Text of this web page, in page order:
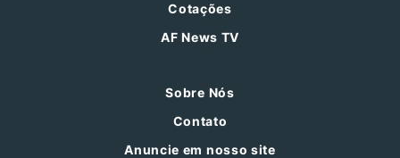
Cotações
AF News TV
Sobre Nós
Contato
Anuncie em nosso site